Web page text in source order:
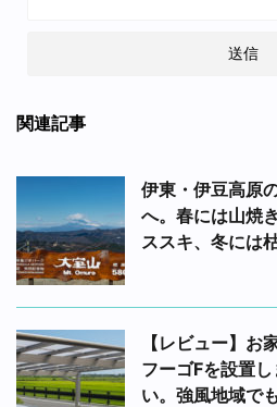
関連記事
伊東・伊豆高原
へ。春には山焼
ススキ、冬には
【レビュー】お
フーゴFを設置
い。強風地域で